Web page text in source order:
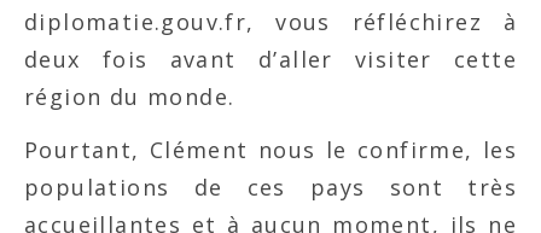
diplomatie.gouv.fr, vous réfléchirez à
deux fois avant d’aller visiter cette
région du monde.
Pourtant, Clément nous le confirme, les
populations de ces pays sont très
accueillantes et à aucun moment, ils ne